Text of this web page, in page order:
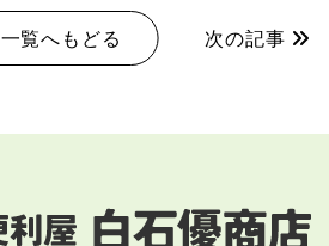
一覧へもどる 次の記事